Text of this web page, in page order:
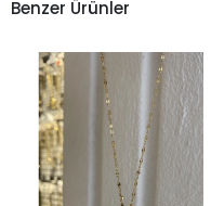
Benzer Ürünler